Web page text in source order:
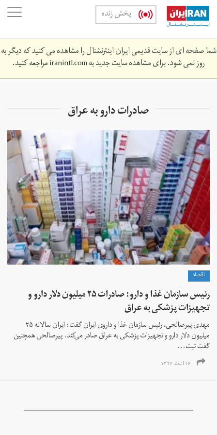
Skip
main
content
پخش زنده
شما صفحه ای از سایت قدیمی ایران اینترنشنال را مشاهده می کنید که دیگر به
روز نمی شود. برای مشاهده سایت جدید بهiranintl.comمراجعه کنید.
صادرات دارو به عراق
اقتصاد
رئیس سازمان غذا و دارو: صادرات ۲۵ میلیون دلار دارو و
تجهیزات پزشکی به عراق
مهدی پیرصالحی، رئیس سازمان غذا و داروی ایران گفت: ایران سالانه ۲۵
میلیون دلار دارو و تجهیزات پزشکی به عراق صادر می‌کند. پیرصالحی همچنین
گفت ثبت...
۱۶ اسفند ۱۳۹۷